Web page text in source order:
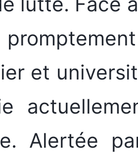
et
Alertée